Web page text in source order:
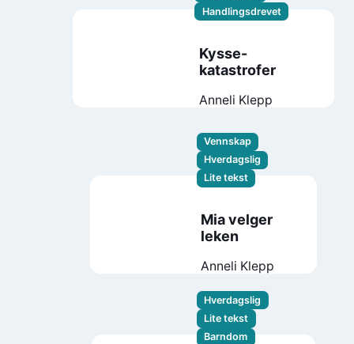
Handlingsdrevet
Kysse-
katastrofer
Anneli Klepp
Vennskap
Hverdagslig
Lite tekst
Mia velger
leken
Anneli Klepp
Hverdagslig
Lite tekst
Barndom